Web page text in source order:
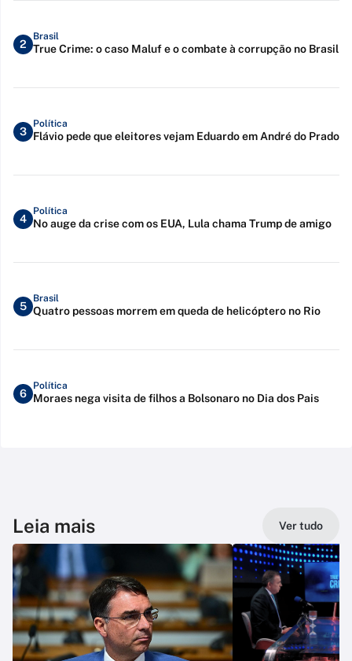
2
Brasil
True Crime: o caso Maluf e o combate à corrupção no Brasil
3
Política
Flávio pede que eleitores vejam Eduardo em André do Prado
4
Política
No auge da crise com os EUA, Lula chama Trump de amigo
5
Brasil
Quatro pessoas morrem em queda de helicóptero no Rio
6
Política
Moraes nega visita de filhos a Bolsonaro no Dia dos Pais
Leia mais Ver tudo